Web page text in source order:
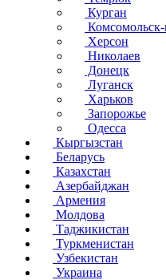
Курган
Херсон
Николаев
Донецк
Луганск
Харьков
Запорожье
Одесса
Кыргызстан
Беларусь
Казахстан
Азербайджан
Армения
Молдова
Таджикистан
Туркменистан
Узбекистан
Украина